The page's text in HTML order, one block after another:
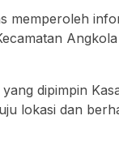
memperoleh
dipimpin
lokasi dan